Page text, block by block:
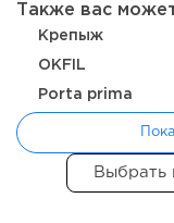
От стартапа за 30
миллиарды:...
Также вас
Крепыж
OKFIL
Porta prima